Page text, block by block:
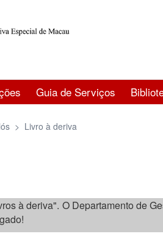
Guia de Serviços
> Livro à deriva
à deriva". O Departamento de